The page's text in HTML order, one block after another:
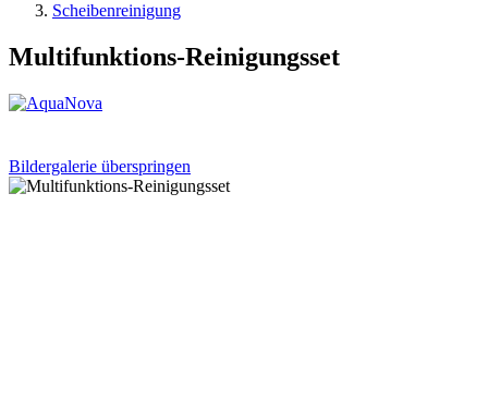
Scheibenreinigung
Multifunktions-Reinigungsset
Bildergalerie überspringen